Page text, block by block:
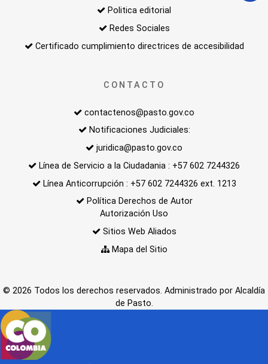
Politica editorial
Redes Sociales
Certificado cumplimiento directrices de accesibilidad
CONTACTO
contactenos@pasto.gov.co
Notificaciones Judiciales:
juridica@pasto.gov.co
Línea de Servicio a la Ciudadania : +57 602 7244326
Línea Anticorrupción : +57 602 7244326 ext. 1213
Política Derechos de Autor
Autorización Uso
Sitios Web Aliados
Mapa del Sitio
© 2026 Todos los derechos reservados. Administrado por Alcaldía
de Pasto.